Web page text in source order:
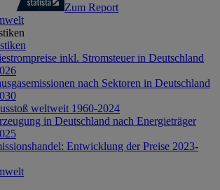
Zum Report
inkl. Stromsteuer in Deutschland
nach Sektoren in Deutschland
weltweit 1960-2024
in Deutschland nach Energieträger
Entwicklung der Preise 2023-